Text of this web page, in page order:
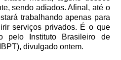
sendo adiados. Afinal, até o
trabalhando apenas para
serviços privados. É o que
pelo Instituto Brasileiro de
divulgado ontem.